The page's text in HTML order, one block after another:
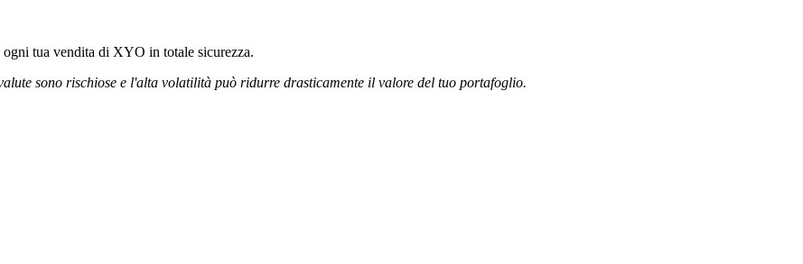
tua vendita di XYO in totale sicurezza.
sono rischiose e l'alta volatilità può ridurre drasticamente il valore del tuo portafoglio.